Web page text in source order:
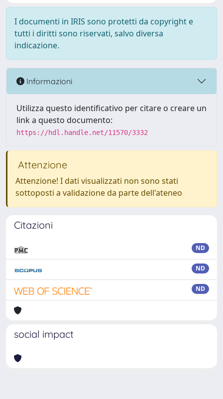
I documenti in IRIS sono protetti da copyright e
tutti i diritti sono riservati, salvo diversa
indicazione.
Informazioni
Utilizza questo identificativo per citare o creare un
link a questo documento:
https://hdl.handle.net/11570/3332
Attenzione
Attenzione! I dati visualizzati non sono stati
sottoposti a validazione da parte dell'ateneo
Citazioni
ND
ND
ND
social impact